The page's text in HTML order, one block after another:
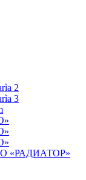
2
3
«РАДИАТОР»